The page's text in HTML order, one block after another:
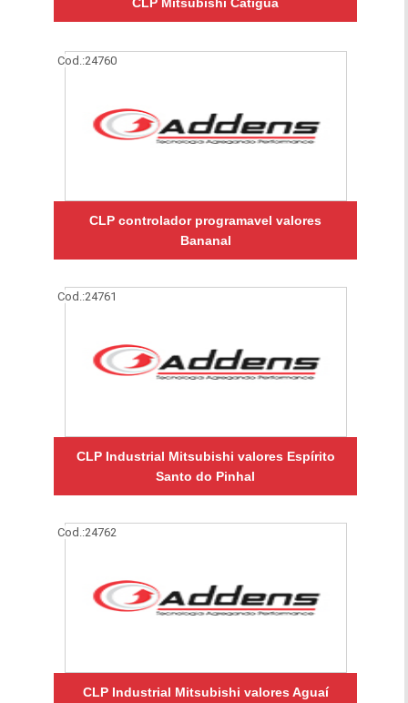
Cod.:24760
CLP controlador programavel valores
Bananal
Cod.:24761
CLP Industrial Mitsubishi valores Espírito
Santo do Pinhal
Cod.:24762
CLP Industrial Mitsubishi valores Aguaí